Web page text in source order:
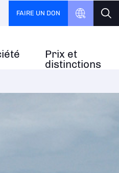
Prix et
distinctions
FAIRE UN DON